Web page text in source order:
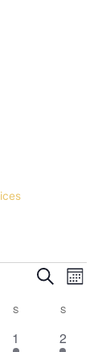
Ansichten,
Suche
S S
1
1
1
2